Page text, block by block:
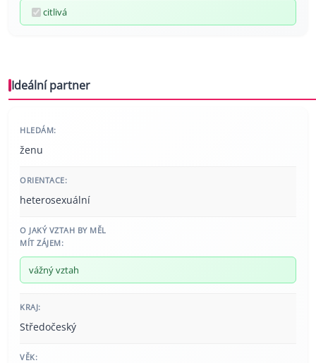
citlivá
Ideální partner
HLEDÁM:
ženu
ORIENTACE:
heterosexuální
O JAKÝ VZTAH BY MĚL
MÍT ZÁJEM:
vážný vztah
KRAJ:
Středočeský
VĚK: